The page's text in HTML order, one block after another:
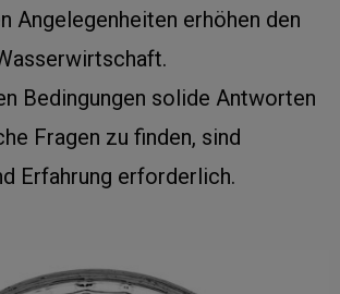
Angelegenheiten erhöhen den
Bedingungen solide Antworten
Fragen zu finden, sind
Erfahrung erforderlich.